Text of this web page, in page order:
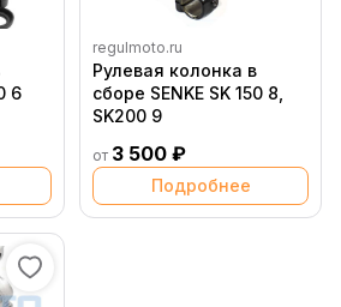
6
regulmoto.ru
Рулевая колонка в
сборе SENKE SK 150 8,
SK200 9
от 3 500 ₽
Подробнее